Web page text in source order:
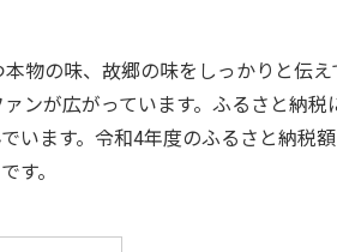
物の味、故郷の味をしっかりと伝え
ンが広がっています。ふるさと納税
います。令和4年度のふるさと納税
す。